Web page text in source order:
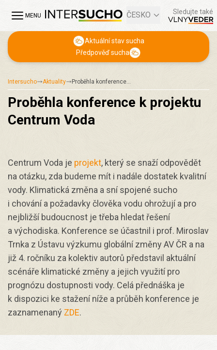
MENU ČESKO Sledujte také
Aktuální stav sucha
Předpověď sucha
Intersucho Aktuality Proběhla konference…
Proběhla konference k projektu
Centrum Voda
Centrum Voda je projekt, který se snaží odpovědět
na otázku, zda budeme mít i nadále dostatek kvalitní
vody. Klimatická změna a sní spojené sucho
i chování a požadavky člověka vodu ohrožují a pro
nejbližší budoucnost je třeba hledat řešení
a východiska. Konference se účastnil i prof. Miroslav
Trnka z Ústavu výzkumu globální změny AV ČR a na
již 4. ročníku za kolektiv autorů představil aktuální
scénáře klimatické změny a jejich využití pro
prognózu dostupnosti vody. Celá přednáška je
k dispozici ke stažení níže a průběh konference je
zaznamenaný ZDE.